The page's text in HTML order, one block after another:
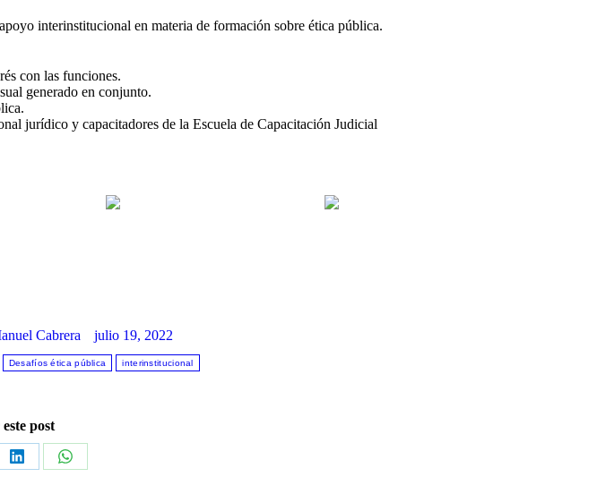
interinstitucional en materia de formación sobre ética pública.
con las funciones.
generado en conjunto.
jurídico y capacitadores de la Escuela de Capacitación Judicial
Cabrera
julio 19, 2022
Desafíos ética pública interinstitucional
post
Share
Share